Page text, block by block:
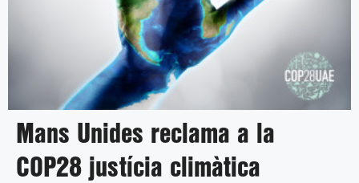
Mans Unides reclama a la
COP28 justícia climàtica